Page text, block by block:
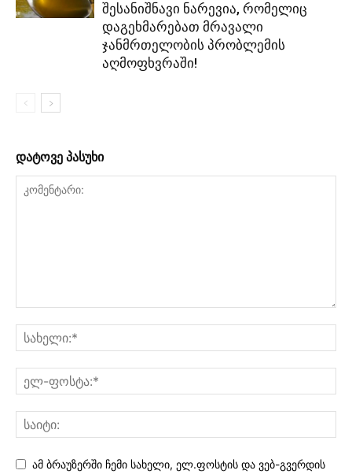
შესანიშნავი ნარევია, რომელიც
დაგეხმარებათ მრავალი
ჯანმრთელობის პრობლემის
აღმოფხვრაში!
დატოვე პასუხი
ამ ბრაუზერში ჩემი სახელი, ელ.ფოსტის და ვებ-გვერდის